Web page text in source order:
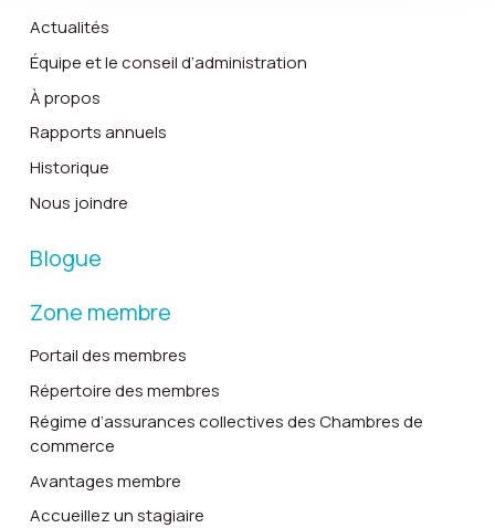
Actualités
Équipe et le conseil d’administration
À propos
Rapports annuels
Historique
Nous joindre
Blogue
Zone membre
Portail des membres
Répertoire des membres
Régime d’assurances collectives des Chambres de
commerce
Avantages membre
Accueillez un stagiaire